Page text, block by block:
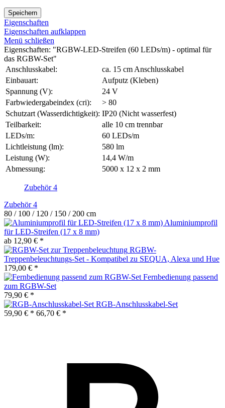
Speichern
Eigenschaften
Eigenschaften aufklappen
Menü schließen
Eigenschaften: "RGBW-LED-Streifen (60 LEDs/m) - optimal für
das RGBW-Set"
Anschlusskabel:
ca. 15 cm Anschlusskabel
Einbauart:
Aufputz (Kleben)
Spannung (V):
24 V
Farbwiedergabeindex (cri):
> 80
Schutzart (Wasserdichtigkeit): IP20 (Nicht wasserfest)
Teilbarkeit:
alle 10 cm trennbar
LEDs/m:
60 LEDs/m
Lichtleistung (lm):
580 lm
Leistung (W):
14,4 W/m
Abmessung:
5000 x 12 x 2 mm
Zubehör4
Zubehör4
80 / 100 / 120 / 150 / 200 cm
Aluminiumprofil
für LED-Streifen (17 x 8 mm)
ab 12,90 € *
RGBW-
Treppenbeleuchtungs-Set - Kompatibel zu SEQUA, Alexa und Hue
179,00 € *
Fernbedienung passend
zum RGBW-Set
79,90 € *
RGB-Anschlusskabel-Set
59,90 € * 66,70 € *